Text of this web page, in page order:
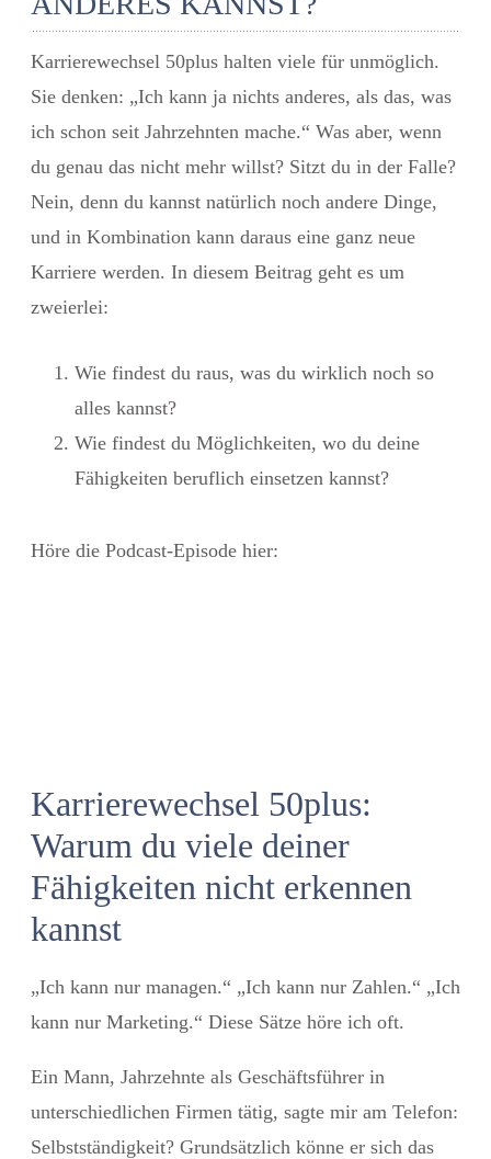
Karrierewechsel 50plus halten viele für unmöglich.
Sie denken: „Ich kann ja nichts anderes, als das, was
ich schon seit Jahrzehnten mache.“ Was aber, wenn
du genau das nicht mehr willst? Sitzt du in der Falle?
Nein, denn du kannst natürlich noch andere Dinge,
und in Kombination kann daraus eine ganz neue
Karriere werden. In diesem Beitrag geht es um
zweierlei:
Wie findest du raus, was du wirklich noch so
alles kannst?
Wie findest du Möglichkeiten, wo du deine
Fähigkeiten beruflich einsetzen kannst?
Höre die Podcast-Episode hier:
Karrierewechsel 50plus:
Warum du viele deiner
Fähigkeiten nicht erkennen
kannst
„Ich kann nur managen.“ „Ich kann nur Zahlen.“ „Ich
kann nur Marketing.“ Diese Sätze höre ich oft.
Ein Mann, Jahrzehnte als Geschäftsführer in
unterschiedlichen Firmen tätig, sagte mir am Telefon:
Selbstständigkeit? Grundsätzlich könne er sich das